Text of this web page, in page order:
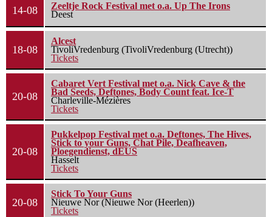
14-08
Zeeltje Rock Festival met o.a. Up The Irons
Deest
18-08
Alcest
TivoliVredenburg (TivoliVredenburg (Utrecht))
Tickets
20-08
Cabaret Vert Festival met o.a. Nick Cave & the
Bad Seeds, Deftones, Body Count feat. Ice-T
Charleville-Mézières
Tickets
20-08
Pukkelpop Festival met o.a. Deftones, The Hives,
Stick to your Guns, Chat Pile, Deafheaven,
Ploegendienst, dEUS
Hasselt
Tickets
20-08
Stick To Your Guns
Nieuwe Nor (Nieuwe Nor (Heerlen))
Tickets